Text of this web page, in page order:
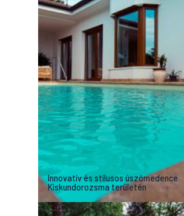
Innovatív és stílusos úszómedence
Kiskundorozsma területén